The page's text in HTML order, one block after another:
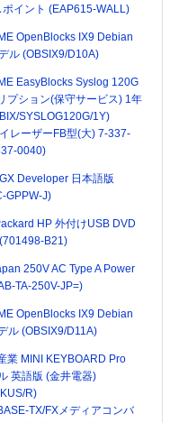
イント (EAP615-WALL)
OpenBlocks IX9 Debian
ル (OBSIX9/D10A)
EasyBlocks Syslog 120G
プション(保守サービス) 1年
SYSLOG120G/1Y)
レーザーFB型(大) 7-337-
0040)
Developer 日本語版
GPPW-J)
HP 外付けUSB DVD
B21)
250V AC Type A Power
TA-250V-JP=)
OpenBlocks IX9 Debian
ル (OBSIX9/D11A)
業 MINI KEYBOARD Pro
英語版 (金井電器)
R)
TX/FXメディアコンバ